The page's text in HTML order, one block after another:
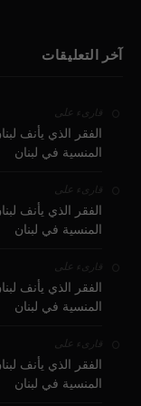
آخر التعليقات
قارىء على
الفقر الذي يأنف
المنسية في لبنان
قارىء على
الفقر الذي يأنف
المنسية في لبنان
قارىء على
الفقر الذي يأنف
المنسية في لبنان
قارىء على
الفقر الذي يأنف
المنسية في لبنان